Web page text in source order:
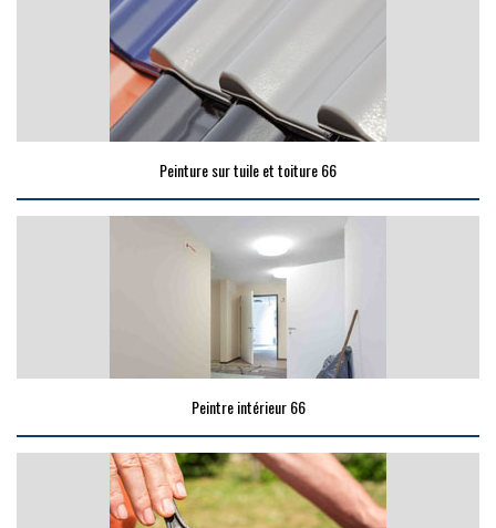
Peinture sur tuile et toiture 66
Peintre intérieur 66